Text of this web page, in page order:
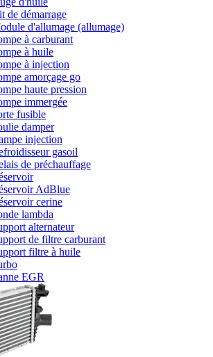
de démarrage
d'allumage (allumage)
à carburant
à huile
à injection
amorçage go
haute pression
immergée
fusible
damper
injection
gasoil
de préchauffage
AdBlue
cerine
lambda
alternateur
de filtre carburant
filtre à huile
EGR